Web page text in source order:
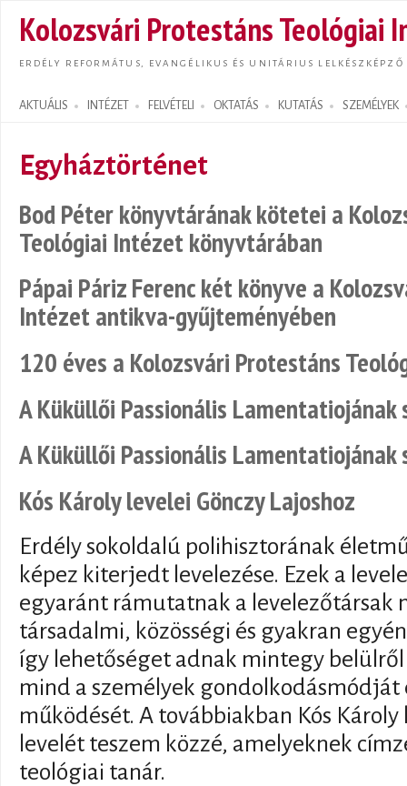
Kolozsvári Protestáns Teológiai
ERDÉLY REFORMÁTUS, EVANGÉLIKUS ÉS UNITÁRIUS LELKÉSZKÉPZŐ
AKTUÁLIS INTÉZET FELVÉTELI OKTATÁS KUTATÁS SZEMÉLYEK
Search form
Egyháztörténet
Bod Péter könyvtárának kötetei a
Teológiai Intézet könyvtárában
Pápai Páriz Ferenc két könyve a
Intézet antikva-gyűjteményében
120 éves a Kolozsvári Protestáns
A Küküllői Passionális
A Küküllői Passionális
Kós Károly levelei Gönczy Lajoshoz
Erdély sokoldalú polihisztorának
képez kiterjedt levelezése. Ezek a
egyaránt rámutatnak a levelezőtársak
társadalmi, közösségi és gyakran
így lehetőséget adnak mintegy
mind a személyek gondolkodásmódját
működését. A továbbiakban Kós
levelét teszem közzé, amelyeknek
teológiai tanár.